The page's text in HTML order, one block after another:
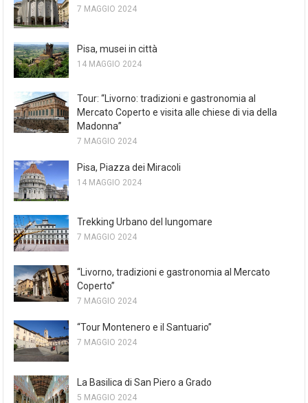
7 MAGGIO 2024
Pisa, musei in città
14 MAGGIO 2024
Tour: “Livorno: tradizioni e gastronomia al
Mercato Coperto e visita alle chiese di via della
Madonna”
7 MAGGIO 2024
Pisa, Piazza dei Miracoli
14 MAGGIO 2024
Trekking Urbano del lungomare
7 MAGGIO 2024
“Livorno, tradizioni e gastronomia al Mercato
Coperto”
7 MAGGIO 2024
“Tour Montenero e il Santuario”
7 MAGGIO 2024
La Basilica di San Piero a Grado
5 MAGGIO 2024